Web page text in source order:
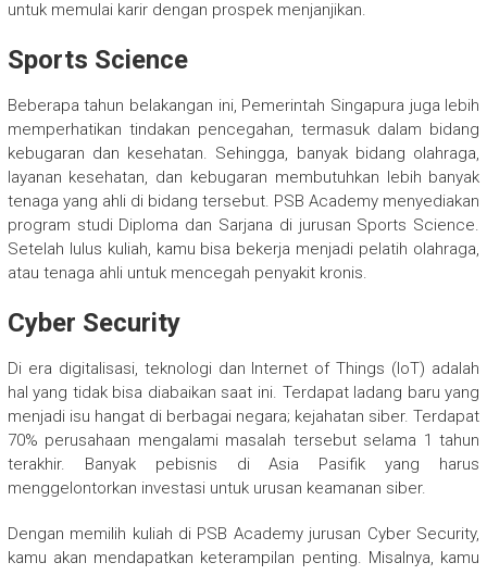
untuk memulai karir dengan prospek menjanjikan.
Sports Science
Beberapa tahun belakangan ini, Pemerintah Singapura juga lebih
memperhatikan tindakan pencegahan, termasuk dalam bidang
kebugaran dan kesehatan. Sehingga, banyak bidang olahraga,
layanan kesehatan, dan kebugaran membutuhkan lebih banyak
tenaga yang ahli di bidang tersebut. PSB Academy menyediakan
program studi Diploma dan Sarjana di jurusan Sports Science.
Setelah lulus kuliah, kamu bisa bekerja menjadi pelatih olahraga,
atau tenaga ahli untuk mencegah penyakit kronis.
Cyber Security
Di era digitalisasi, teknologi dan Internet of Things (IoT) adalah
hal yang tidak bisa diabaikan saat ini. Terdapat ladang baru yang
menjadi isu hangat di berbagai negara; kejahatan siber. Terdapat
70% perusahaan mengalami masalah tersebut selama 1 tahun
terakhir. Banyak pebisnis di Asia Pasifik yang harus
menggelontorkan investasi untuk urusan keamanan siber.
Dengan memilih kuliah di PSB Academy jurusan Cyber Security,
kamu akan mendapatkan keterampilan penting. Misalnya, kamu